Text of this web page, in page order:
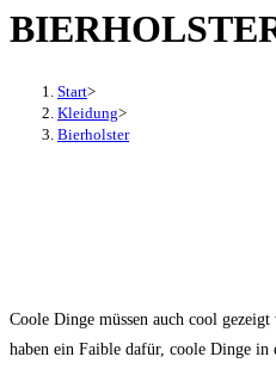
den
Start>
Kleidung>
Bierholster
Coole Dinge müssen auch cool
haben ein Faible dafür, coole Dinge in